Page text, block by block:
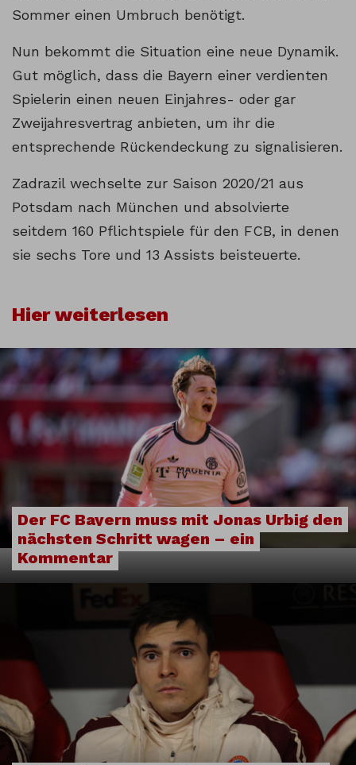
Sommer einen Umbruch benötigt.
Nun bekommt die Situation eine neue Dynamik.
Gut möglich, dass die Bayern einer verdienten
Spielerin einen neuen Einjahres- oder gar
Zweijahresvertrag anbieten, um ihr die
entsprechende Rückendeckung zu signalisieren.
Zadrazil wechselte zur Saison 2020/21 aus
Potsdam nach München und absolvierte
seitdem 160 Pflichtspiele für den FCB, in denen
sie sechs Tore und 13 Assists beisteuerte.
Hier weiterlesen
Der FC Bayern muss mit Jonas Urbig den
nächsten Schritt wagen – ein
Kommentar